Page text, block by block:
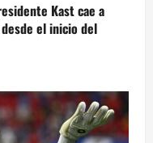
Kast cae a
el inicio del